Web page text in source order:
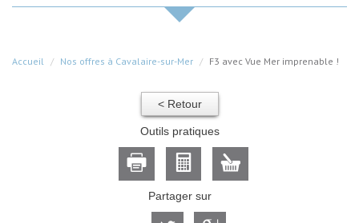
Accueil Nos offres à Cavalaire-sur-Mer F3 avec Vue Mer imprenable !
< Retour
Outils pratiques
Partager sur